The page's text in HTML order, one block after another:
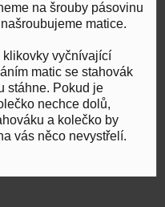
na šrouby pásovinu
matice.
klikovky vyčnívající
matic se stahovák
stáhne. Pokud je
nechce dolů,
a kolečko by
vás něco nevystřelí.